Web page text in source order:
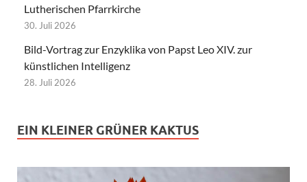
Lutherischen Pfarrkirche
30. Juli 2026
Bild-Vortrag zur Enzyklika von Papst Leo XIV. zur
künstlichen Intelligenz
28. Juli 2026
EIN KLEINER GRÜNER KAKTUS